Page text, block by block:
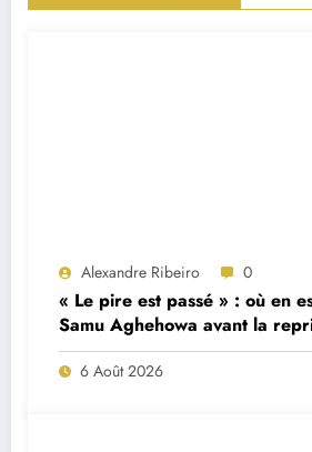
Alexandre Ribeiro 0
« Le pire est passé » : où en
Samu Aghehowa avant la
Porto ?
6 Août 2026